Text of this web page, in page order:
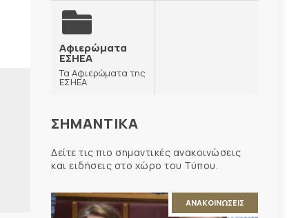
Αφιερώματα
ΕΣΗΕΑ
Τα Αφιερώματα της
ΕΣΗΕΑ
ΣΗΜΑΝΤΙΚΑ
Δείτε τις πιο σημαντικές ανακοινώσεις
και ειδήσεις στο χώρο του Τύπου.
ΑΝΑΚΟΙΝΩΣΕΙΣ